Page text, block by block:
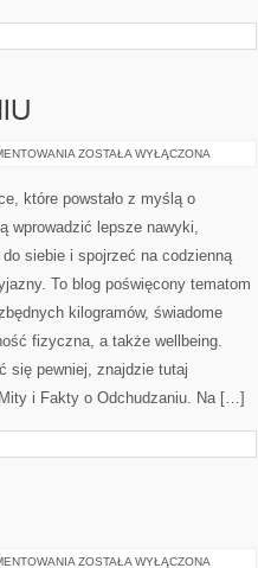
MITY
ODCHUDZANIU
ZOSTAŁA WYŁĄCZONA
które powstało z myślą o
wprowadzić lepsze nawyki,
siebie i spojrzeć na codzienną
To blog poświęcony tematom
kilogramów, świadome
fizyczna, a także wellbeing.
się pewniej, znajdzie tutaj
i Fakty o Odchudzaniu. Na […]
FUZJE
ZOSTAŁA WYŁĄCZONA